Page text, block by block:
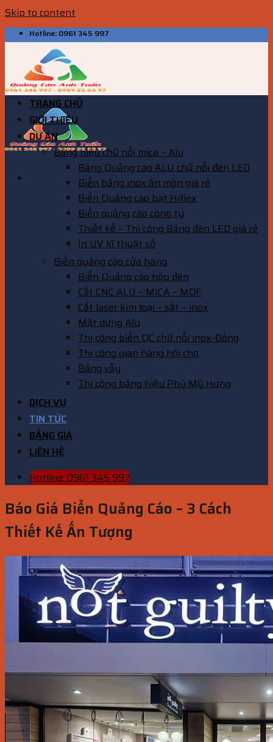
Skip to content
Hotline: 0961 345 997
TRANG CHỦ
GIỚI THIỆU
DỰ ÁN
Bảng hiệu chữ nổi mica – Alu
Bảng Quảng cáo ALU chữ nổi đèn LED
Biển bảng inox ăn mòn giá rẻ
Biển Quảng cáo bạt Hiflex
Biển quảng cáo công ty
Thiết kế – Thi công Bảng đèn LED giá rẻ
In UV kĩ thuật số
Biển quảng cáo cửa hàng
Biển Quảng cáo hộp đèn
Cắt CNC ALU – MICA – MDF
Cắt laser kim loại – sắt – inox
Mặt dựng Alu
Thi công biển QC chữ nổi inox-Đồng
Thi công gian hàng hội chợ
Bảng vẫy
Thi công bảng hiệu Phú Mỹ Hưng
DỊCH VỤ
TIN TỨC
BẢNG GIÁ
LIÊN HỆ
Hotline: 0961 345 997
Báo Giá Biển Quảng Cáo – 3 Cách
Thiết Kế Ấn Tượng